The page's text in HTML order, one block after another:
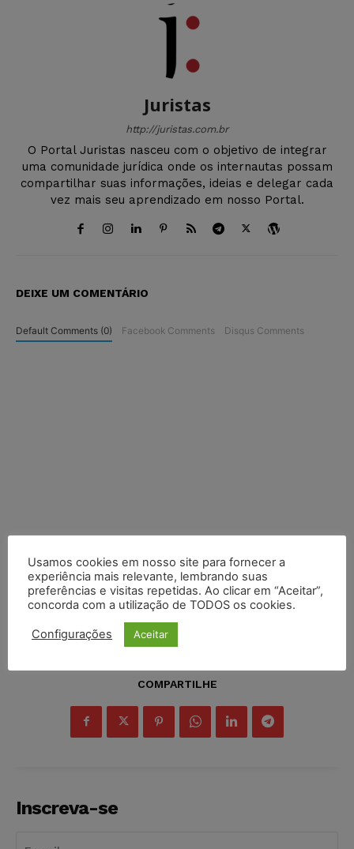
Juristas
http://juristas.com.br
O Portal Juristas nasceu com o objetivo de integrar
uma comunidade jurídica onde os internautas possam
compartilhar suas informações, ideias e delegar cada
vez mais seu aprendizado em nosso Portal.
DEIXE UM COMENTÁRIO
Default Comments (0) Facebook Comments Disqus Comments
COMPARTILHE
Inscreva-se
Usamos cookies em nosso site para fornecer a
experiência mais relevante, lembrando suas
preferências e visitas repetidas. Ao clicar em “Aceitar”,
concorda com a utilização de TODOS os cookies.
Configurações Aceitar